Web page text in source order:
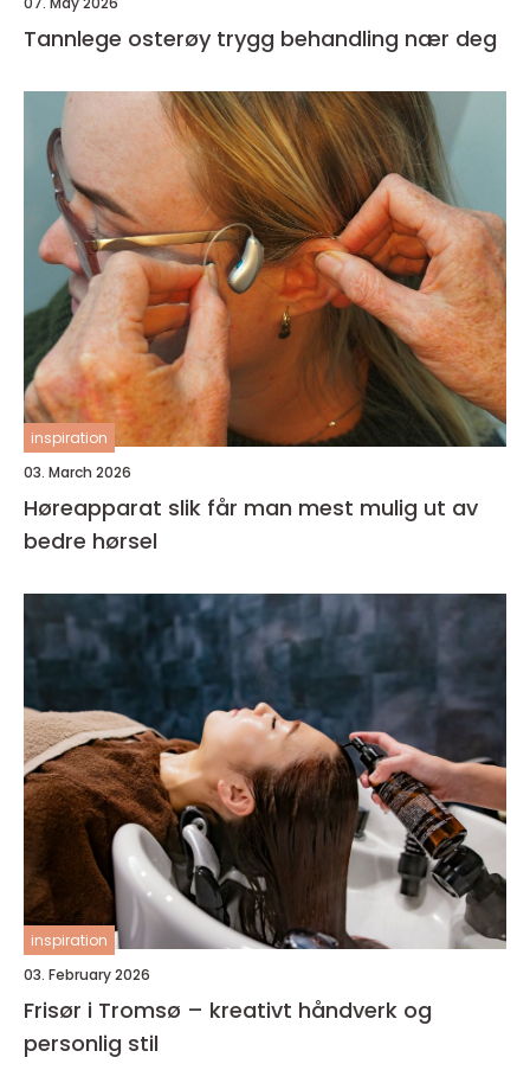
Tannlege osterøy trygg behandling nær deg
inspiration
03. March 2026
Høreapparat slik får man mest mulig ut av
bedre hørsel
inspiration
03. February 2026
Frisør i Tromsø – kreativt håndverk og
personlig stil